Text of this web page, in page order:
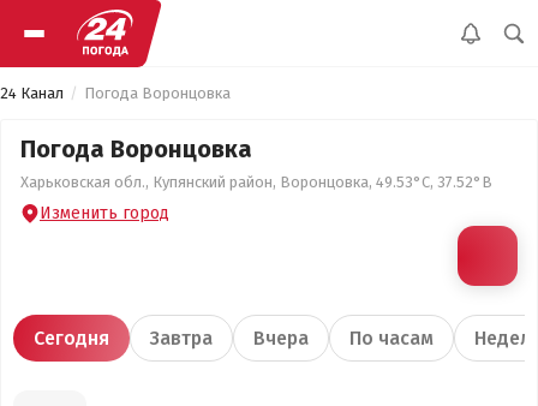
24 Канал Погода Воронцовка
Погода Воронцовка
Харьковская обл., Купянский район, Воронцовка, 49.53°С, 37.52°В
Изменить город
Сегодня Завтра Вчера По часам